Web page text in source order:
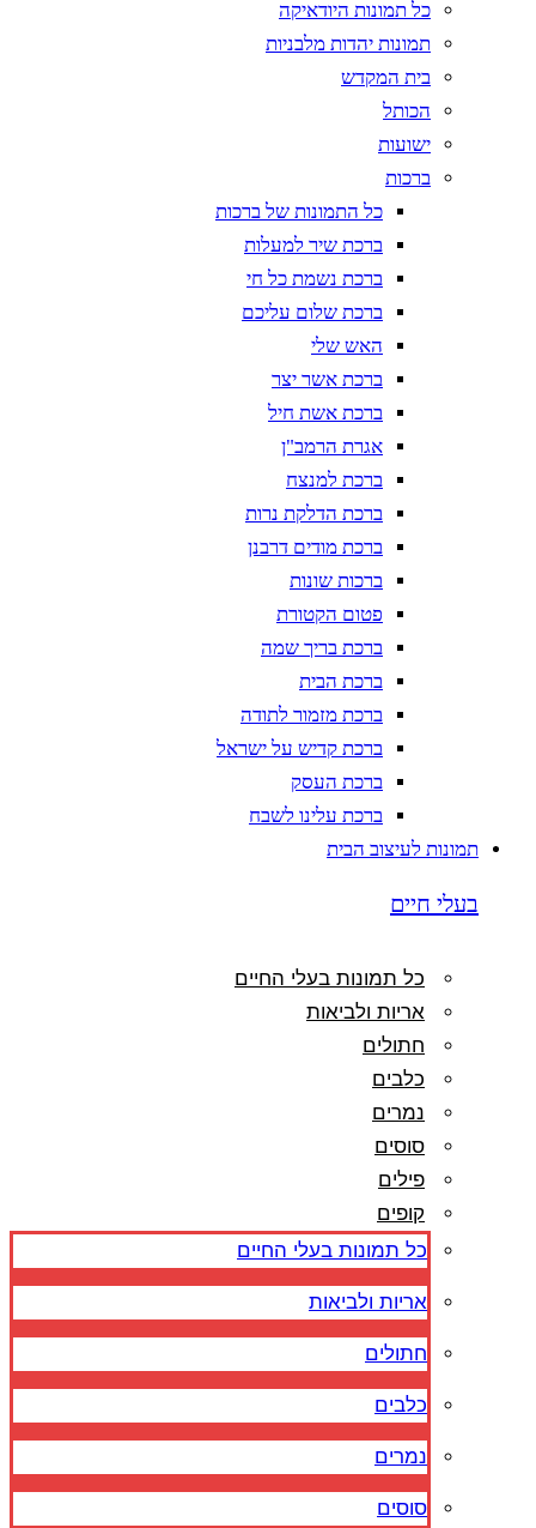
כל תמונות היודאיקה
תמונות יהדות מלבניות
בית המקדש
הכותל
ישועות
ברכות
כל התמונות של ברכות
ברכת שיר למעלות
ברכת נשמת כל חי
ברכת שלום עליכם
האש שלי
ברכת אשר יצר
ברכת אשת חיל
אגרת הרמב"ן
ברכת למנצח
ברכת הדלקת נרות
ברכת מודים דרבנן
ברכות שונות
פטום הקטורת
ברכת בריך שמה
ברכת הבית
ברכת מזמור לתודה
ברכת קדיש על ישראל
ברכת העסק
ברכת עלינו לשבח
תמונות לעיצוב הבית
בעלי חיים
כל תמונות בעלי החיים
אריות ולביאות
חתולים
כלבים
נמרים
סוסים
פילים
קופים
כל תמונות בעלי החיים
אריות ולביאות
חתולים
כלבים
נמרים
סוסים